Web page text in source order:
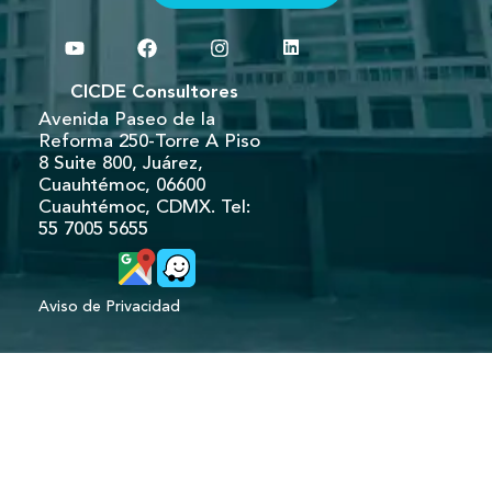
CICDE Consultores
Avenida Paseo de la
Reforma 250-Torre A Piso
8 Suite 800, Juárez,
Cuauhtémoc, 06600
Cuauhtémoc, CDMX. Tel:
55 7005 5655
Aviso de Privacidad